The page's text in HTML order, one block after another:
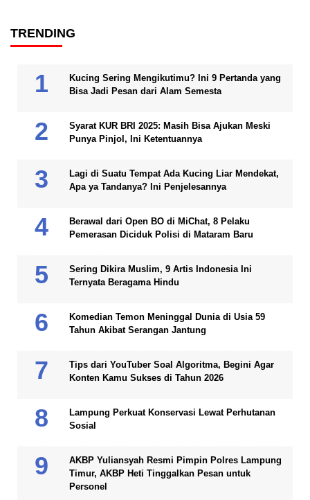
TRENDING
Kucing Sering Mengikutimu? Ini 9 Pertanda yang
Bisa Jadi Pesan dari Alam Semesta
Syarat KUR BRI 2025: Masih Bisa Ajukan Meski
Punya Pinjol, Ini Ketentuannya
Lagi di Suatu Tempat Ada Kucing Liar Mendekat,
Apa ya Tandanya? Ini Penjelesannya
Berawal dari Open BO di MiChat, 8 Pelaku
Pemerasan Diciduk Polisi di Mataram Baru
Sering Dikira Muslim, 9 Artis Indonesia Ini
Ternyata Beragama Hindu
Komedian Temon Meninggal Dunia di Usia 59
Tahun Akibat Serangan Jantung
Tips dari YouTuber Soal Algoritma, Begini Agar
Konten Kamu Sukses di Tahun 2026
Lampung Perkuat Konservasi Lewat Perhutanan
Sosial
AKBP Yuliansyah Resmi Pimpin Polres Lampung
Timur, AKBP Heti Tinggalkan Pesan untuk
Personel